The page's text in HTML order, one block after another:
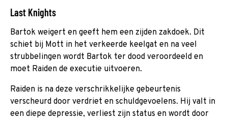
Last Knights
Bartok weigert en geeft hem een zijden zakdoek. Dit
schiet bij Mott in het verkeerde keelgat en na veel
strubbelingen wordt Bartok ter dood veroordeeld en
moet Raiden de executie uitvoeren.
Raiden is na deze verschrikkelijke gebeurtenis
verscheurd door verdriet en schuldgevoelens. Hij valt in
een diepe depressie, verliest zijn status en wordt door